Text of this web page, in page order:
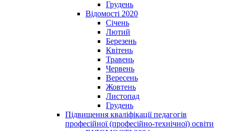
Грудень
Відомості 2020
Січень
Лютий
Березень
Квітень
Травень
Червень
Вересень
Жовтень
Листопад
Грудень
Підвищення кваліфікації педагогів
професійної (професійно-технічної) освіти